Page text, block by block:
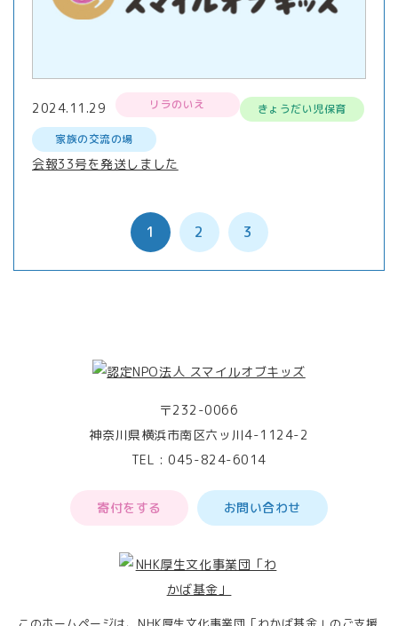
2024.11.29 リラのいえ
きょうだい児保育
家族の交流の場
会報33号を発送しました
1 2 3
〒232-0066
神奈川県横浜市南区六ッ川4-1124-2
TEL :045-824-6014
寄付をする お問い合わせ